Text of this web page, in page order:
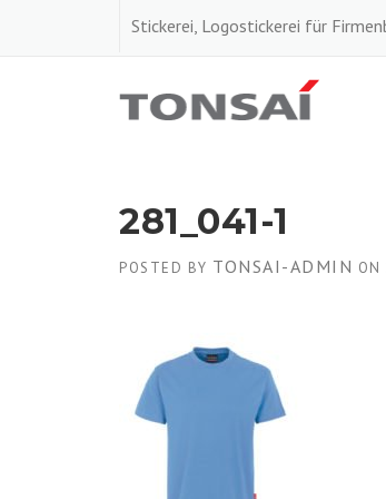
Stickerei, Logostickerei für
281_041-1
POSTED BY TONSAI-ADMIN ON